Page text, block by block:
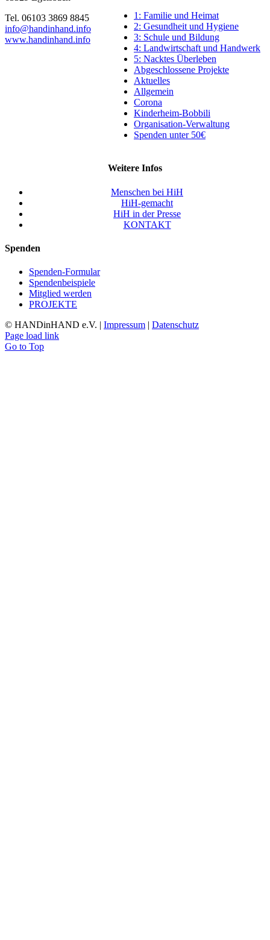
1: Familie und Heimat
2: Gesundheit und Hygiene
3: Schule und Bildung
4: Landwirtschaft und Handwerk
5: Nacktes Überleben
Abgeschlossene Projekte
Aktuelles
Allgemein
Corona
Kinderheim-Bobbili
Organisation-Verwaltung
Spenden unter 50€
Tel. 06103 3869 8845
info@handinhand.info
www.handinhand.info
Weitere Infos
Menschen bei HiH
HiH-gemacht
HiH in der Presse
KONTAKT
Spenden
Spenden-Formular
Spendenbeispiele
Mitglied werden
PROJEKTE
© HANDinHAND e.V. | Impressum | Datenschutz
Page load link
Go to Top